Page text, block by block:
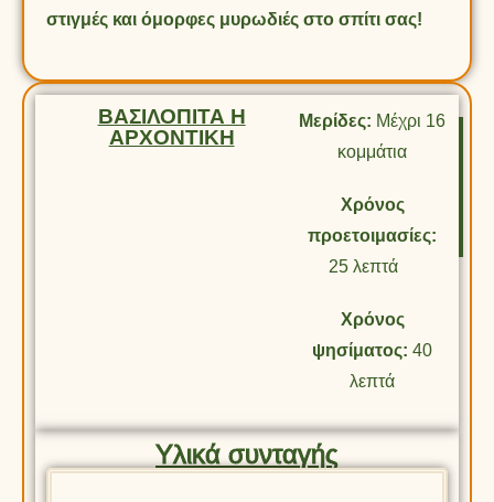
στιγμές και όμορφες μυρωδιές στο σπίτι σας!
ΒΑΣΙΛΟΠΙΤΑ Η
ΑΡΧΟΝΤΙΚΗ
Μερίδες: Μέχρι 16
κομμάτια
Χρόνος
προετοιμασίες:
25 λεπτά
Χρόνος
ψησίματος: 40
λεπτά
Υλικά συνταγής